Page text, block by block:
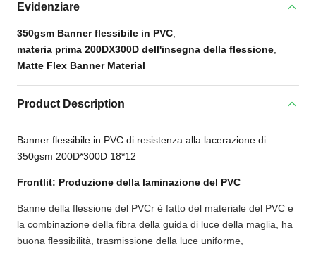
Evidenziare
350gsm Banner flessibile in PVC
materia prima 200DX300D dell'insegna della flessione
Matte Flex Banner Material
Product Description
Banner flessibile in PVC di resistenza alla lacerazione di
350gsm 200D*300D 18*12
Frontlit: Produzione della laminazione del PVC
Banne della flessione del PVCr è fatto del materiale del PVC e
la combinazione della fibra della guida di luce della maglia, ha
buona flessibilità, trasmissione della luce uniforme,